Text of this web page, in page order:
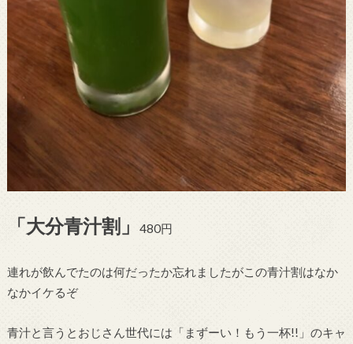
「大分青汁割」 480円
連れが飲んでたのは何だったか忘れましたがこの青汁割はなか
なかイケるぞ
青汁と言うとおじさん世代には「まずーい！もう一杯!!」のキャ